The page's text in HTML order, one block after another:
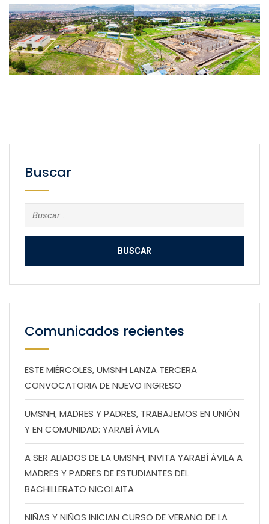
Buscar
Buscar:
Comunicados recientes
ESTE MIÉRCOLES, UMSNH LANZA TERCERA
CONVOCATORIA DE NUEVO INGRESO
UMSNH, MADRES Y PADRES, TRABAJEMOS EN UNIÓN
Y EN COMUNIDAD: YARABÍ ÁVILA
A SER ALIADOS DE LA UMSNH, INVITA YARABÍ ÁVILA A
MADRES Y PADRES DE ESTUDIANTES DEL
BACHILLERATO NICOLAITA
NIÑAS Y NIÑOS INICIAN CURSO DE VERANO DE LA